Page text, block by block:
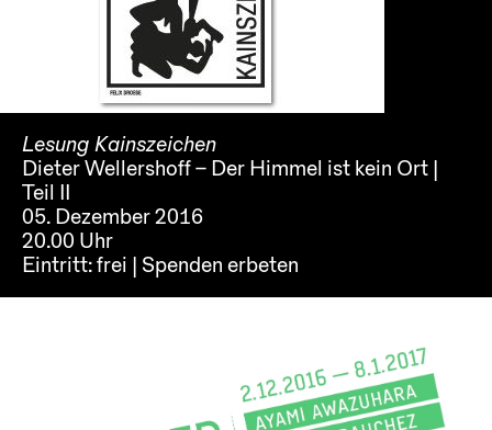
Lesung Kainszeichen
Dieter Wellershoff – Der Himmel ist kein Ort |
Teil II
05. Dezember 2016
20.00 Uhr
Eintritt:frei | Spenden erbeten